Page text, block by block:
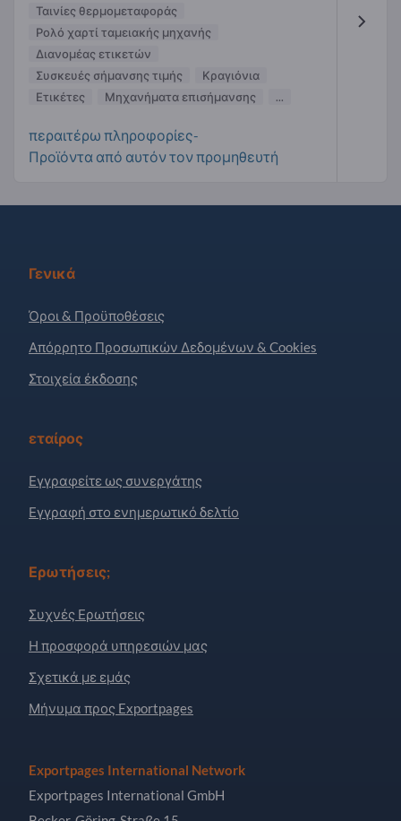
Ταινίες θερμομεταφοράς
Ρολό χαρτί ταμειακής μηχανής
Διανομέας ετικετών
Συσκευές σήμανσης τιμής
Κραγιόνια
Ετικέτες
Μηχανήματα επισήμανσης ...
περαιτέρω πληροφορίες-
Προϊόντα από αυτόν τον προμηθευτή
Γενικά
Όροι & Προϋποθέσεις
Απόρρητο Προσωπικών Δεδομένων & Cookies
Στοιχεία έκδοσης
εταίρος
Εγγραφείτε ως συνεργάτης
Εγγραφή στο ενημερωτικό δελτίο
Ερωτήσεις;
Συχνές Ερωτήσεις
Η προσφορά υπηρεσιών μας
Σχετικά με εμάς
Μήνυμα προς Exportpages
Exportpages International Network
Exportpages International GmbH